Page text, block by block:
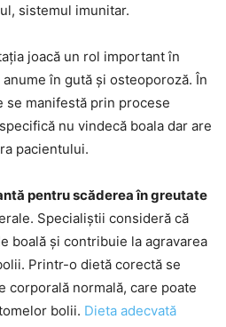
sistemul imunitar.
joacă un rol important în
în gută și osteoporoză. În
manifestă prin procese
nu vindecă boala dar are
pacientului.
pentru scăderea în greutate
Specialiștii consideră că
boală și contribuie la agravarea
Printr-o dietă corectă se
corporală normală, care poate
bolii. Dieta adecvată